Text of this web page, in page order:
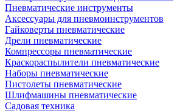
Пневматические инструменты
Аксессуары для пневмоинструментов
Гайковерты пневматические
Дрели пневматические
Компрессоры пневматические
Краскораспылители пневматические
Наборы пневматические
Пистолеты пневматические
Шлифмашины пневматические
Садовая техника